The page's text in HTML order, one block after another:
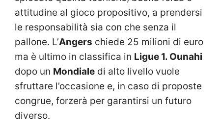
attitudine al gioco propositivo, a prendersi
le responsabilità sia con che senza il
pallone. L’Angers chiede 25 milioni di euro
ma è ultimo in classifica in Ligue 1. Ounahi
dopo un Mondiale di alto livello vuole
sfruttare l’occasione e, in caso di proposte
congrue, forzerà per garantirsi un futuro
diverso.